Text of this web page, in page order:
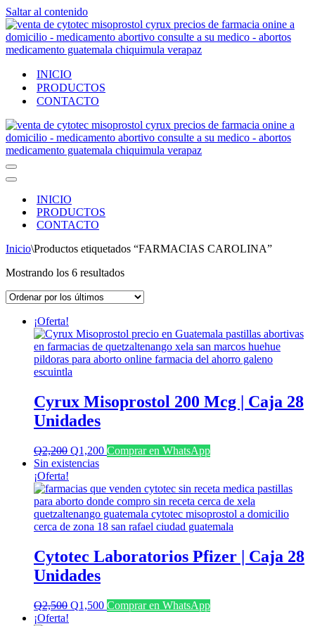
Saltar al contenido
INICIO
PRODUCTOS
CONTACTO
Menú
de
Menú
navegación
INICIO
PRODUCTOS
CONTACTO
Inicio\Productos etiquetados “FARMACIAS CAROLINA”
Mostrando los 6 resultadosOrdenado
los
¡Oferta!
Cyrux Misoprostol 200 Mcg | Caja 28
Unidades
Q2,200 El
precio
era:
Q2,200.
Q1,200El
es:
Q1,200.
Comprar en WhatsApp
Sin existencias
¡Oferta!
Cytotec Laboratorios Pfizer | Caja 28
Unidades
Q2,500 El
Q1,500ElComprar en WhatsApp
¡Oferta!